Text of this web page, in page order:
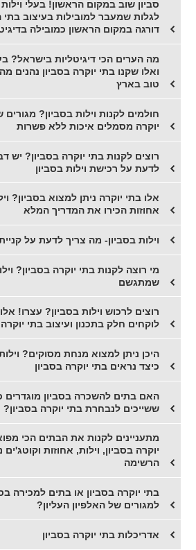
סביון שוב במקום הראשון! בעלי
לגלות שמעבר למובילות בעיצוב בתי
דורגה במקום הראשון כמובילה
מה הערים הכי דיגיטליות בישראל?
ואלו שקנו בתי יוקרה בסביון נהנים
טוב בארץ
חולמים לקנות וילות בסביון?
יוקרה מסמלים איכות ללא פשרות
רוצים לקנות בתי יוקרה בסביון? יש
לדעת על רכישת וילות בסביון
אלו בתי יוקרה ניתן למצוא בסביון?
אחוזות הכירו את המדריך המלא
וילות בסביון- מה צריך לדעת על
מי רוצה לקנות בתי יוקרה בסביון?
שמתגשם
רוצים לרכוש וילות בסביון? עצרו!
לוקחים חלק בתכנון ועיצוב בתי יוקרה
היכן ניתן למצוא מנחת מסוקים?
כיצד נראים בתי יוקרה בסביון
האם בתים להשכרה בסביון מוגדרים
ששייכים לנבחרת בתי יוקרה בסביון?
מתעניינים לקנות את הבתים הכי
יוקרה בסביון, וילות, אחוזות
הרשימה
בתי יוקרה בסביון או בתים למכירה
למגורים של האלפיון העליון?
אדריכלות בתי יוקרה בסביון